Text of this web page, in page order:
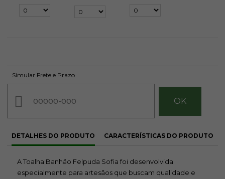
Simular Frete e Prazo
DETALHES DO PRODUTO CARACTERÍSTICAS DO PRODUTO
A Toalha Banhão Felpuda Sofia foi desenvolvida
especialmente para artesãos que buscam qualidade e